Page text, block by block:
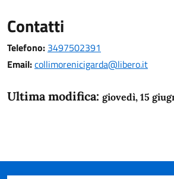
Contatti
Telefono: 3497502391
Email:collimorenicigarda@libero.it
Ultima modifica: giovedì, 15